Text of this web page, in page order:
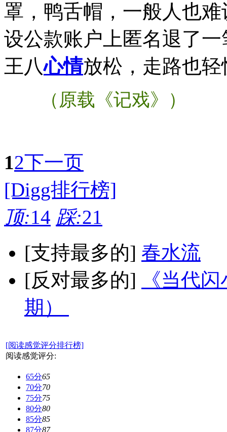
罩，鸭舌帽，一般人也
设公款账户上匿名退了
王八心情放松，走路也
（原载《记戏》）
12下一页
[Digg排行榜]
顶:14 踩:21
[支持最多的] 春水流
[反对最多的]
《当代
期）
[阅读感觉评分排行榜]
阅读感觉评分:
65分65
70分70
75分75
80分80
85分85
87分87